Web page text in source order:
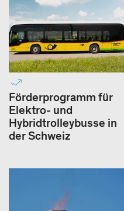
Förderprogramm für
Elektro- und
Hybridtrolleybusse in
der Schweiz